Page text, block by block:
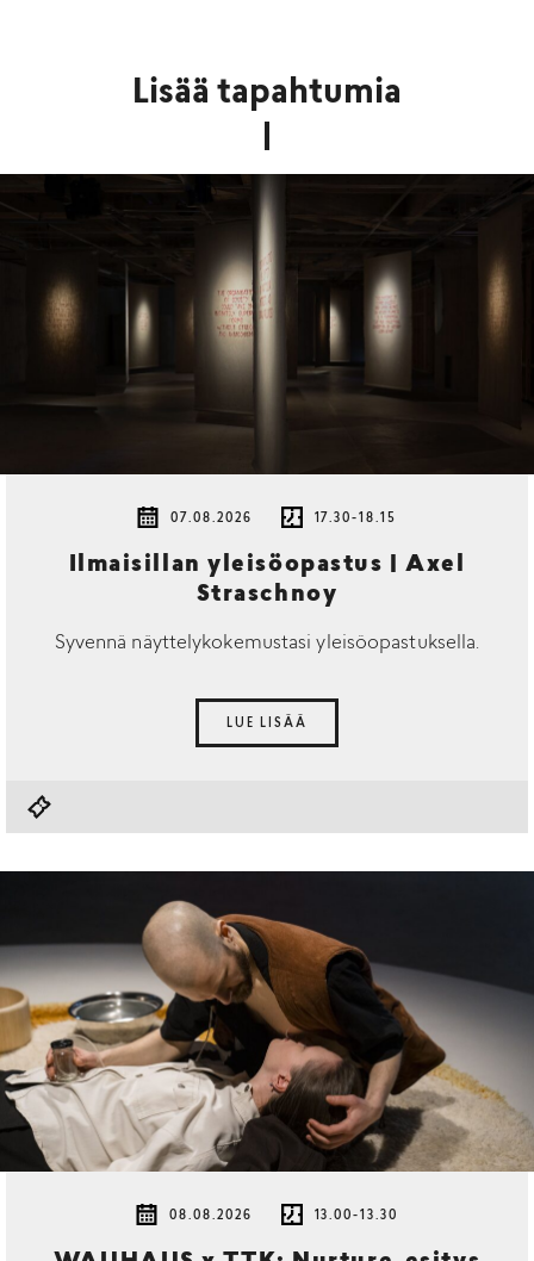
Lisää tapahtumia
07.08.2026 17.30-18.15
Ilmaisillan yleisöopastus | Axel
Straschnoy
Syvennä näyttelykokemustasi yleisöopastuksella.
LUE LISÄÄ
08.08.2026 13.00-13.30